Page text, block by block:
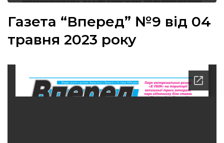
Газета “Вперед” №9 від 04
травня 2023 року